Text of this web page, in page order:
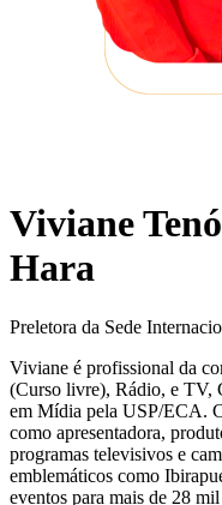
Viviane
Hara
Preletora da Sede
Viviane é profissional da
(Curso livre), Rádio, e TV,
em Mídia pela USP/ECA.
como apresentadora,
programas televisivos e
emblemáticos como
eventos para mais de 28